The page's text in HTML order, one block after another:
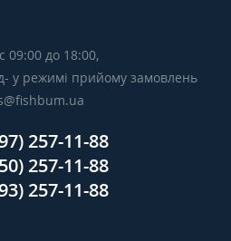
09:00 до 18:00,
у режимі прийому замовлень
257-11-88
257-11-88
257-11-88